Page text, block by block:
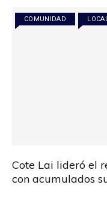
o
k
p
p
COMUNIDAD
Cote Lai lideró el
con acumulados